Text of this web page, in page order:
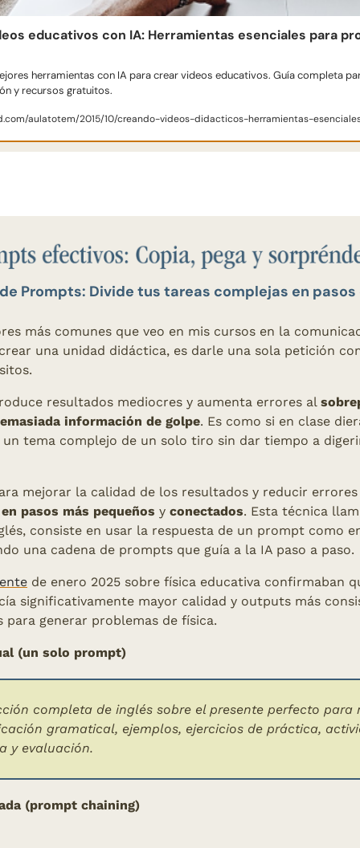
educativos con IA: Herramientas esenciales para
herramientas con IA para crear videos educativos. Guía completa
y recursos gratuitos.
aulatotem/2015/10/creando-videos-didacticos-herramientas-
Prompts: Divide tus tareas complejas en
más comunes que veo en mis cursos en la
una unidad didáctica, es darle una sola petición
resultados mediocres y aumenta errores al
información de golpe. Es como si en clase
tema complejo de un solo tiro sin dar tiempo a
pasos más pequeños y conectados. Esta técnica
consiste en usar la respuesta de un prompt como
una cadena de prompts que guía a la IA paso a paso.
de enero 2025 sobre física educativa confirmaban
significativamente mayor calidad y outputs más
generar problemas de física.
(un solo prompt)
completa de inglés sobre el presente perfecto para
gramatical, ejemplos, ejercicios de práctica,
y evaluación.
(prompt chaining)